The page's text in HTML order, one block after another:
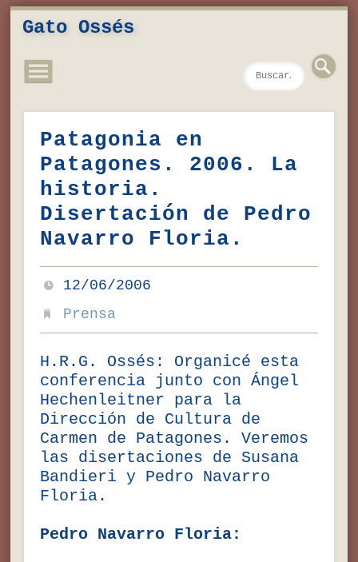
Gato Ossés
Patagonia en
Patagones. 2006. La
historia.
Disertación de Pedro
Navarro Floria.
12/06/2006
Prensa
H.R.G. Ossés: Organicé esta
conferencia junto con Ángel
Hechenleitner para la
Dirección de Cultura de
Carmen de Patagones. Veremos
las disertaciones de Susana
Bandieri y Pedro Navarro
Floria.
Pedro Navarro Floria: